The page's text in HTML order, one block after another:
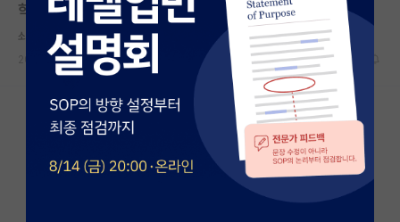
연구실&오픈랩
커뮤니티
커뮤니티 홈
전체글보기
베스트 게시판
학부연구생, 석사 연구실이 달라도 될까요
쇠약한 레온하르트 오일러
2023.06.05 9 2550